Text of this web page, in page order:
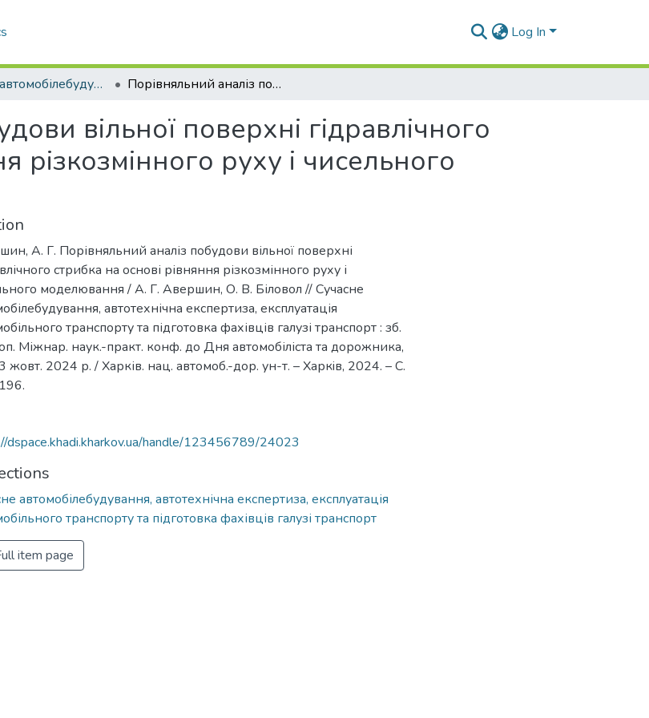
Log In
Сучасне автомобілебудування, автотехнічна експертиза, експлуатація автомобільного транспорту та підготовка фахівців галузі транспорт Порівняльний аналіз побудови вільної поверхні гідравлічного стрибка на основі рівняння різкозмінного руху і чисельного моделювання
вільної поверхні гідравлічного
різкозмінного руху і чисельного
А. Г. Порівняльний аналіз побудови вільної поверхні
стрибка на основі рівняння різкозмінного руху і
моделювання / А. Г. Авершин, О. В. Біловол // Cучасне
автотехнічна експертиза, експлуатація
транспорту та підготовка фахівців галузі транспорт : зб.
Міжнар. наук.-практ. конф. до Дня автомобіліста та дорожника,
жовт. 2024 р. / Харків. нац. автомоб.-дор. ун-т. – Харкiв, 2024. – С.
dspace.khadi.kharkov.ua/handle/123456789/24023
автомобілебудування, автотехнічна експертиза, експлуатація
транспорту та підготовка фахівців галузі транспорт
item page